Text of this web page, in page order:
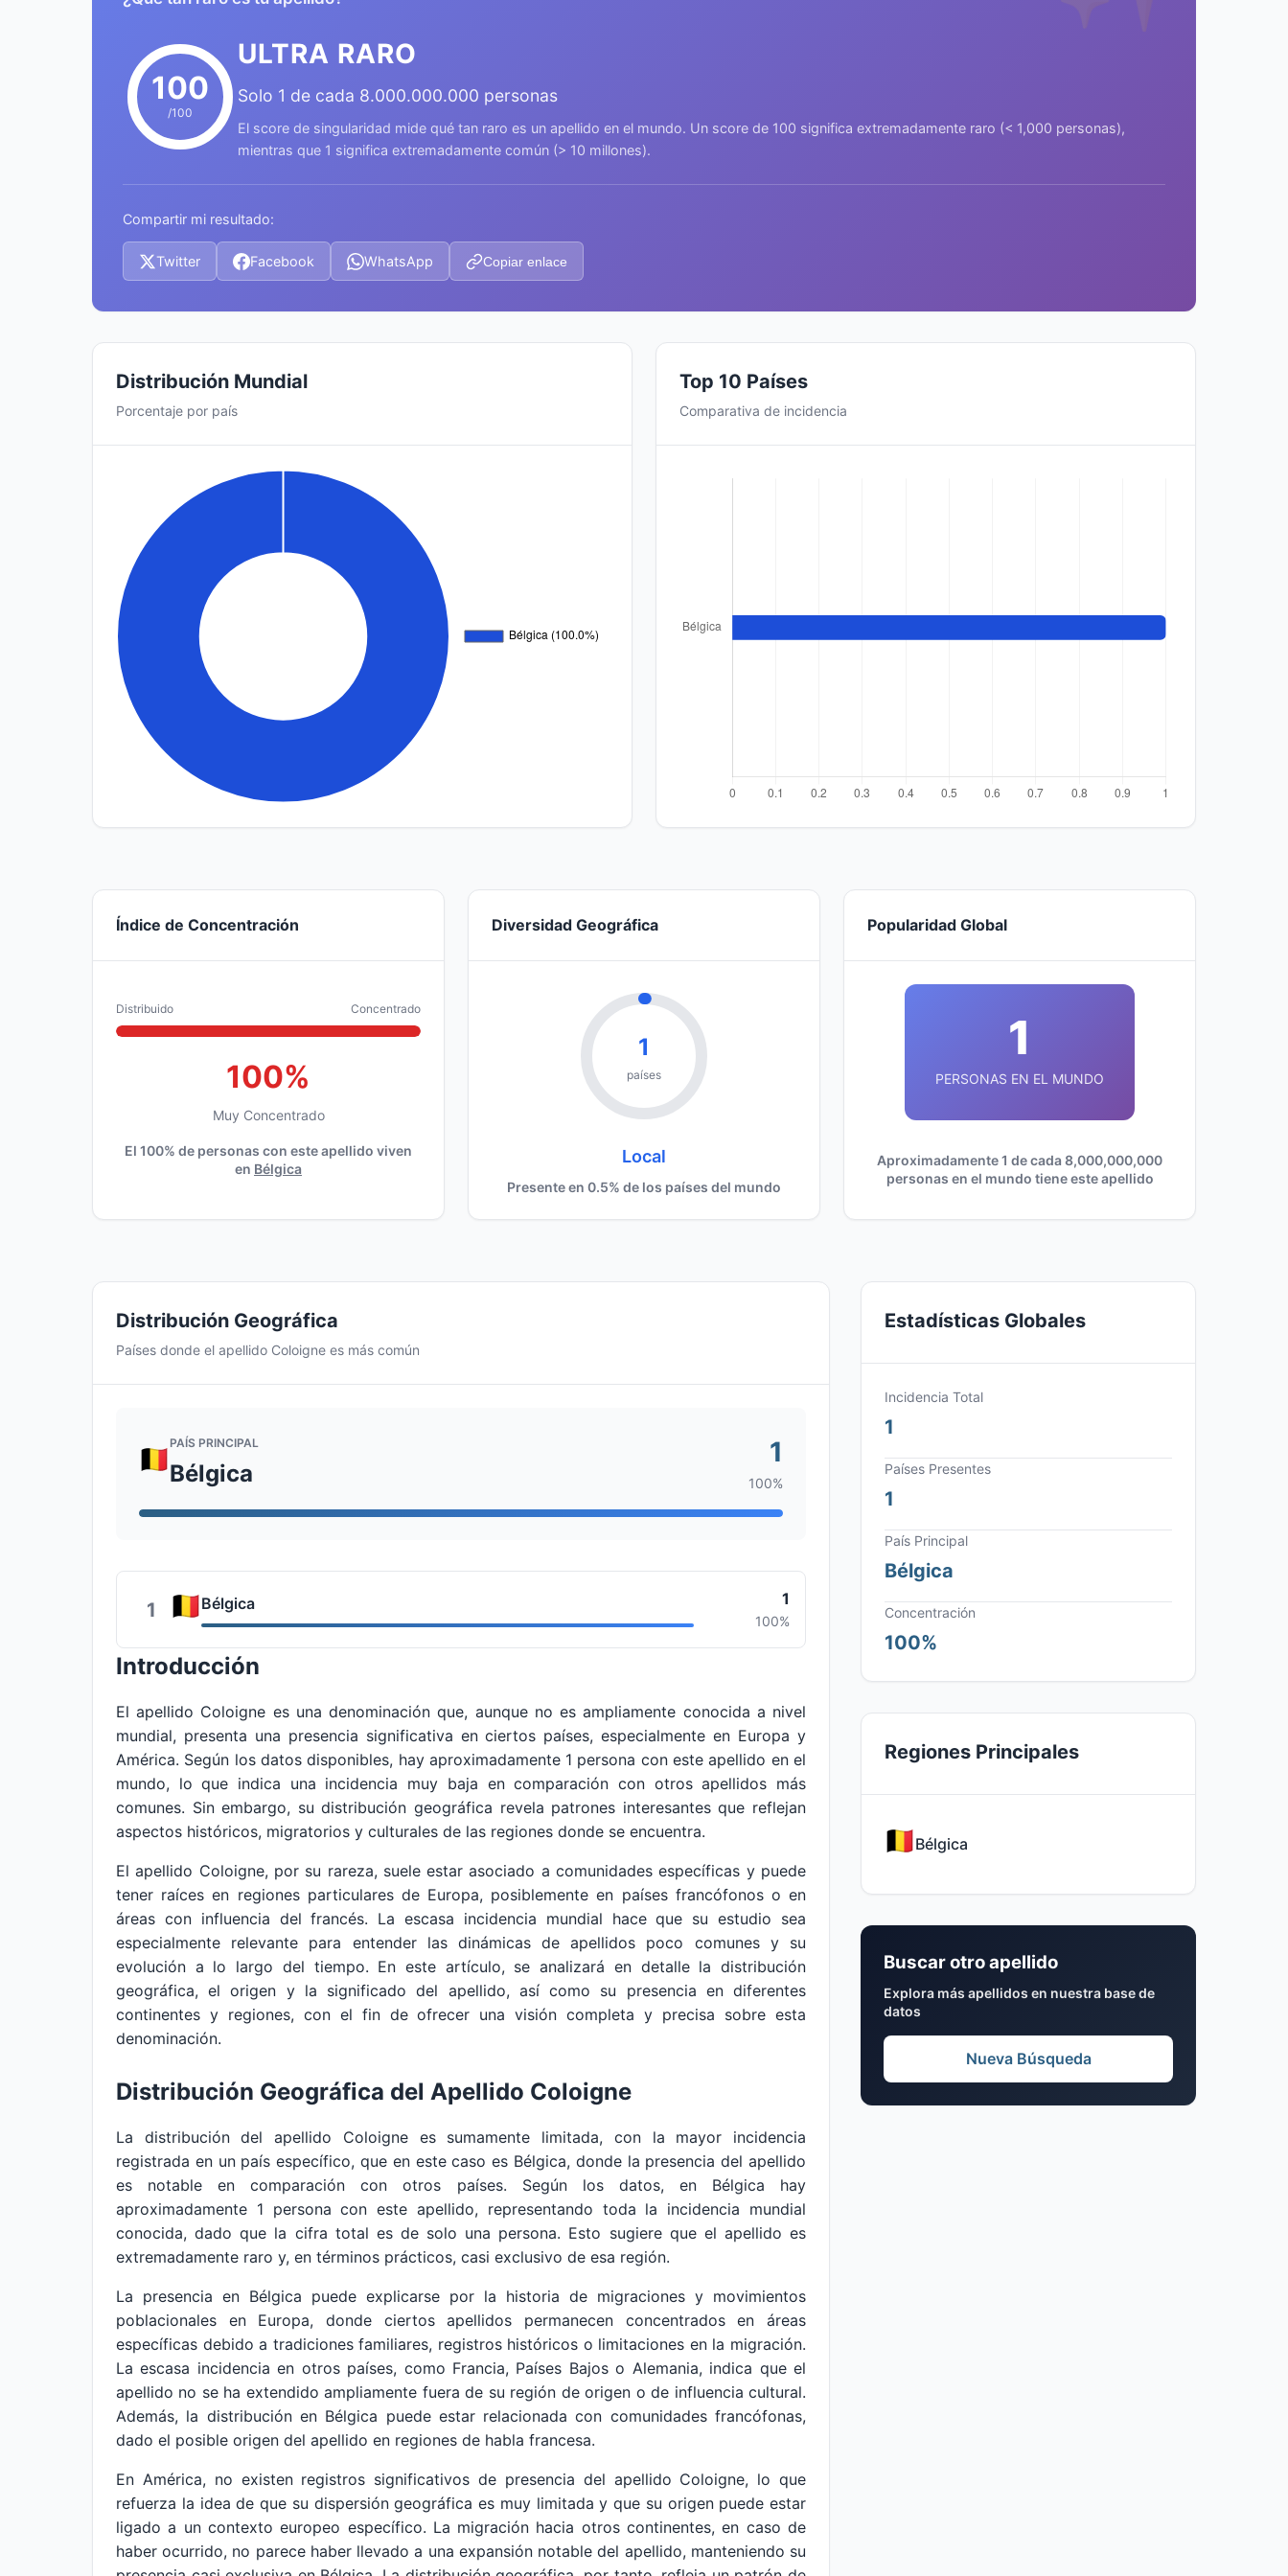
100
/100
ULTRA RARO
Solo 1 de cada 8.000.000.000 personas
El score de singularidad mide qué tan raro es un apellido en el mundo. Un score de 100 significa extremadamente raro (< 1,000 personas),
mientras que 1 significa extremadamente común (> 10 millones).
Compartir mi resultado:
Twitter Facebook WhatsApp Copiar enlace
Distribución Mundial
Porcentaje por país
Top 10 Países
Comparativa de incidencia
Índice de Concentración
Distribuido Concentrado
100%
Muy Concentrado
El 100% de personas con este apellido viven
en Bélgica
Diversidad Geográfica
1
países
Local
Presente en 0.5% de los países del mundo
Popularidad Global
1
PERSONAS EN EL MUNDO
Aproximadamente 1 de cada 8,000,000,000
personas en el mundo tiene este apellido
Distribución Geográfica
Países donde el apellido Coloigne es más común
PAÍS PRINCIPAL
Bélgica
1
100%
1 Bélgica 1
100%
Introducción
El apellido Coloigne es una denominación que, aunque no es ampliamente conocida a nivel
mundial, presenta una presencia significativa en ciertos países, especialmente en Europa y
América. Según los datos disponibles, hay aproximadamente 1 persona con este apellido en el
mundo, lo que indica una incidencia muy baja en comparación con otros apellidos más
comunes. Sin embargo, su distribución geográfica revela patrones interesantes que reflejan
aspectos históricos, migratorios y culturales de las regiones donde se encuentra.
El apellido Coloigne, por su rareza, suele estar asociado a comunidades específicas y puede
tener raíces en regiones particulares de Europa, posiblemente en países francófonos o en
áreas con influencia del francés. La escasa incidencia mundial hace que su estudio sea
especialmente relevante para entender las dinámicas de apellidos poco comunes y su
evolución a lo largo del tiempo. En este artículo, se analizará en detalle la distribución
geográfica, el origen y la significado del apellido, así como su presencia en diferentes
continentes y regiones, con el fin de ofrecer una visión completa y precisa sobre esta
denominación.
Distribución Geográfica del Apellido Coloigne
La distribución del apellido Coloigne es sumamente limitada, con la mayor incidencia
registrada en un país específico, que en este caso es Bélgica, donde la presencia del apellido
es notable en comparación con otros países. Según los datos, en Bélgica hay
aproximadamente 1 persona con este apellido, representando toda la incidencia mundial
conocida, dado que la cifra total es de solo una persona. Esto sugiere que el apellido es
extremadamente raro y, en términos prácticos, casi exclusivo de esa región.
La presencia en Bélgica puede explicarse por la historia de migraciones y movimientos
poblacionales en Europa, donde ciertos apellidos permanecen concentrados en áreas
específicas debido a tradiciones familiares, registros históricos o limitaciones en la migración.
La escasa incidencia en otros países, como Francia, Países Bajos o Alemania, indica que el
apellido no se ha extendido ampliamente fuera de su región de origen o de influencia cultural.
Además, la distribución en Bélgica puede estar relacionada con comunidades francófonas,
dado el posible origen del apellido en regiones de habla francesa.
En América, no existen registros significativos de presencia del apellido Coloigne, lo que
refuerza la idea de que su dispersión geográfica es muy limitada y que su origen puede estar
ligado a un contexto europeo específico. La migración hacia otros continentes, en caso de
haber ocurrido, no parece haber llevado a una expansión notable del apellido, manteniendo su
Estadísticas Globales
Incidencia Total
1
Países Presentes
1
País Principal
Bélgica
Concentración
100%
Regiones Principales
Bélgica
Buscar otro apellido
Explora más apellidos en nuestra base de
datos
Nueva Búsqueda